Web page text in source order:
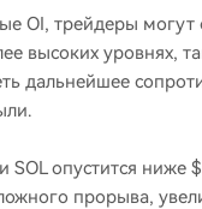
OI, трейдеры могут
высоких уровнях,
дальнейшее
SOL опустится ниже
прорыва,